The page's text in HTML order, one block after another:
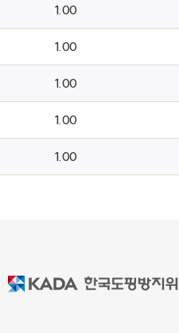
1.00
1.00
1.00
1.00
1.00